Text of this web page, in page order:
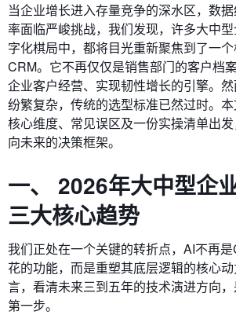
当企业增长进入存量竞争的深水区，数
率面临严峻挑战，我们发现，许多大中
字化棋局中，都将目光重新聚焦到了一
CRM。它不再仅仅是销售部门的客户档
企业客户经营、实现韧性增长的引擎。
纷繁复杂，传统的选型标准已然过时。本
核心维度、常见误区及一份实操清单出
向未来的决策框架。
一、 2026年大中型企
三大核心趋势
我们正处在一个关键的转折点，AI不再
花的功能，而是重塑其底层逻辑的核心
言，看清未来三到五年的技术演进方向
第一步。